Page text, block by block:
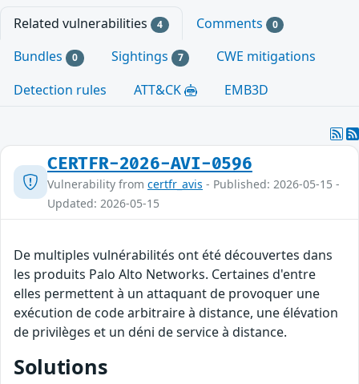
Related vulnerabilities 4 Comments 0
Bundles 0 Sightings 7
CWE mitigations
Detection rules
ATT&CK EMB3D
CERTFR-2026-AVI-0596
Vulnerability from certfr_avis - Published: 2026-05-15 -
Updated: 2026-05-15
De multiples vulnérabilités ont été découvertes dans
les produits Palo Alto Networks. Certaines d'entre
elles permettent à un attaquant de provoquer une
exécution de code arbitraire à distance, une élévation
de privilèges et un déni de service à distance.
Solutions